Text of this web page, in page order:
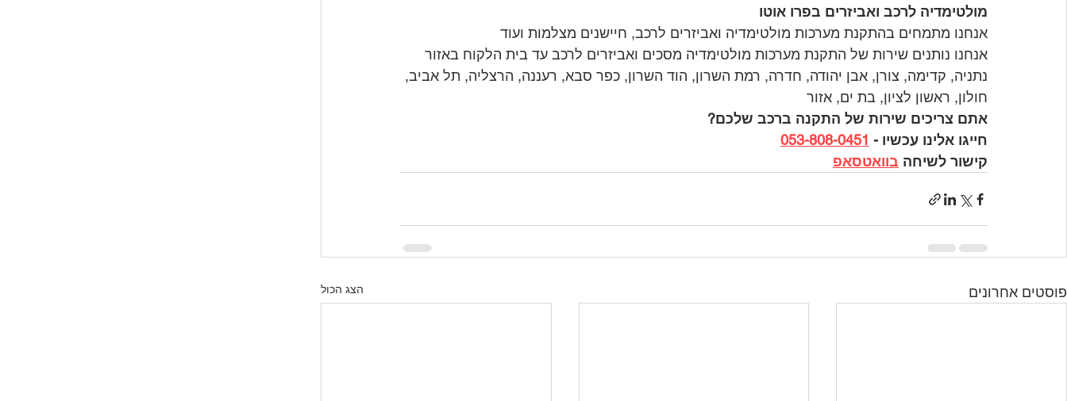
מולטימדיה לרכב ואביזרים בפרו אוטו
אנחנו מתמחים בהתקנת מערכות מולטימדיה ואביזרים לרכב, חיישנים מצלמות ועוד
אנחנו נותנים שירות של התקנת מערכות מולטימדיה מסכים ואביזרים לרכב עד בית הלקוח באזור
נתניה, קדימה, צורן, אבן יהודה, חדרה, רמת השרון, הוד השרון, כפר סבא, רעננה, הרצליה, תל אביב,
חולון, ראשון לציון, בת ים, אזור
אתם צריכים שירות של התקנה ברכב שלכם?
חייגו אלינו עכשיו - 053-808-0451
קישור לשיחה בוואטסאפ
פוסטים אחרונים הצג הכול